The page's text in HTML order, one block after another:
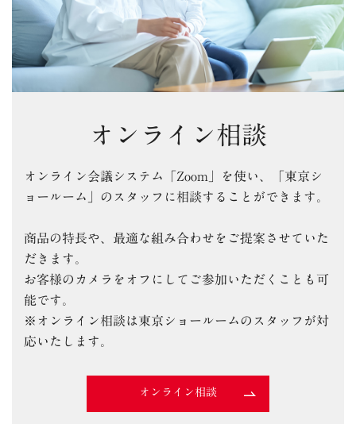
オンライン相談
オンライン会議システム「Zoom」を使い、「東京シ
ョールーム」のスタッフに相談することができます。
商品の特長や、最適な組み合わせをご提案させていた
だきます。
お客様のカメラをオフにしてご参加いただくことも可
能です。
※オンライン相談は東京ショールームのスタッフが対
応いたします。
オンライン相談